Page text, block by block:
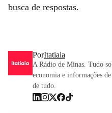
busca de respostas.
PorItatiaia
A Rádio de Minas. Tudo
economia e informações
de tudo.